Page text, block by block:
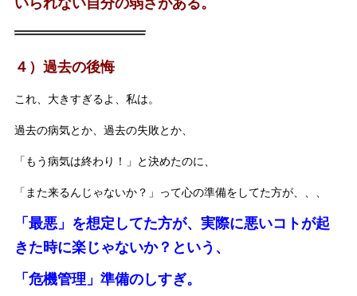
４）過去の後悔
これ、大きすぎるよ、私は。
過去の病気とか、過去の失敗とか、
「もう病気は終わり！」と決めたのに、
「また来るんじゃないか？」って心の準備をしてた方が、、、
「最悪」を想定してた方が、実際に悪いコトが起
きた時に楽じゃないか？という、
「危機管理」準備のしすぎ。